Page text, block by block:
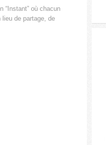
“Instant” où chacun
lieu de partage, de